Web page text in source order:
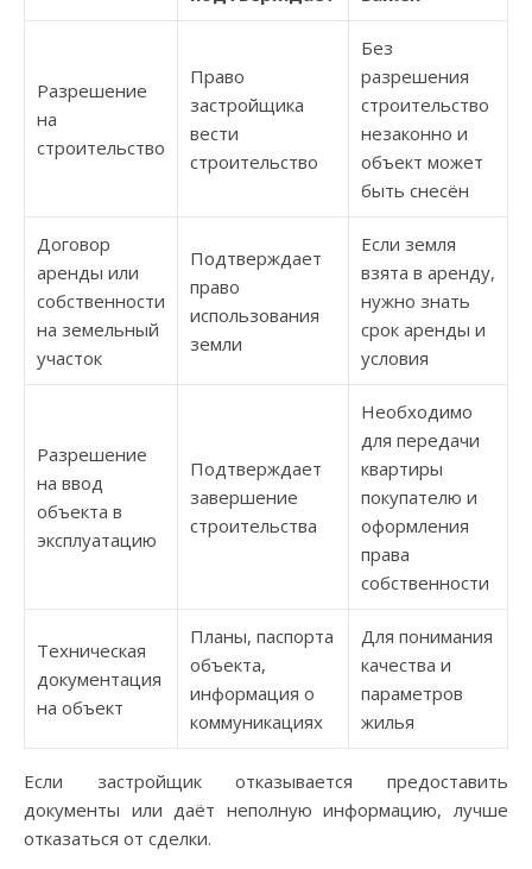
Разрешение
на
строительство
Право
застройщика
вести
строительство
Без
разрешения
строительство
незаконно и
объект может
быть снесён
Договор
аренды или
собственности
на земельный
участок
Подтверждает
право
использования
земли
Если земля
взята в аренду,
нужно знать
срок аренды и
условия
Разрешение
на ввод
объекта в
эксплуатацию
Подтверждает
завершение
строительства
Необходимо
для передачи
квартиры
покупателю и
оформления
права
собственности
Техническая
документация
на объект
Планы, паспорта
объекта,
информация о
коммуникациях
Для понимания
качества и
параметров
жилья
Если застройщик отказывается предоставить
документы или даёт неполную информацию, лучше
отказаться от сделки.